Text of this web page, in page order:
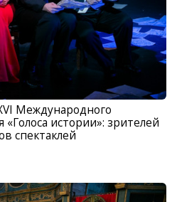
Международного
«Голоса истории»: зрителей
спектаклей